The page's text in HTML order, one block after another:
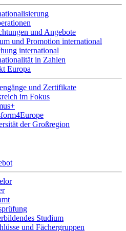
und Angebote
und Promotion international
international
in Zahlen
Europa
und Zertifikate
im Fokus
der Großregion
Studium
und Fächergruppen